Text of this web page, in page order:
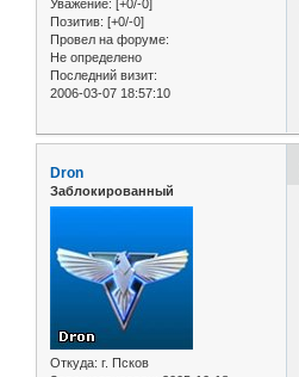
Уважение: [+0/-0]
Позитив: [+0/-0]
Провел на форуме:
Не определено
Последний визит:
2006-03-07 18:57:10
Dron
Заблокированный
Откуда: г. Псков